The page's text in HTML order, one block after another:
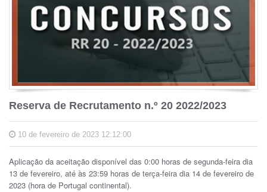
Reserva de Recrutamento n.º 20 2022/2023
10 de fevereiro de 2023 12:12:00
Aplicação da aceitação disponível das 0:00 horas de segunda-feira dia
13 de fevereiro, até às 23:59 horas de terça-feira dia 14 de fevereiro de
2023 (hora de Portugal continental).